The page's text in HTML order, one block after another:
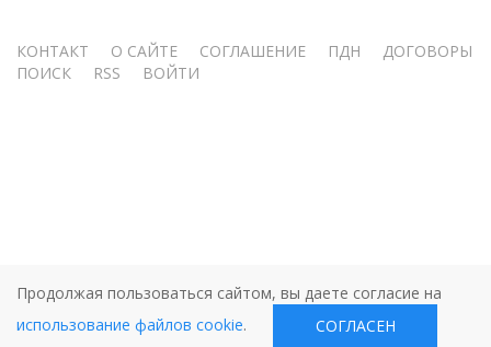
Меню
КОНТАКТ О САЙТЕ СОГЛАШЕНИЕ ПДН
ДОГОВОРЫ
ПОИСК
RSS ВОЙТИ
Продолжая пользоваться сайтом, вы даете согласие на
использование файлов cookie. СОГЛАСЕН